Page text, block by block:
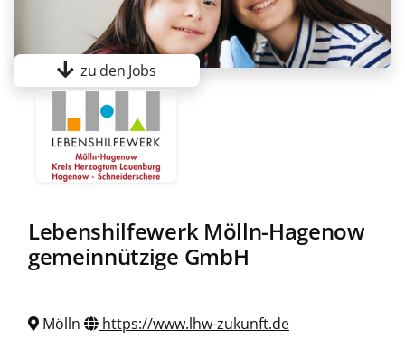
zu den Jobs
Lebenshilfewerk Mölln-Hagenow
gemeinnützige GmbH
Mölln https://www.lhw-zukunft.de